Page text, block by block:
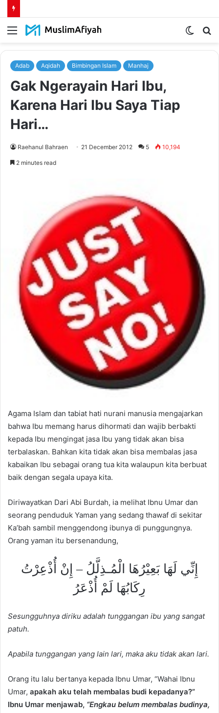
Menu
Switch
Adab Aqidah Bimbingan Islam Manhaj
Gak Ngerayain Hari Ibu,
Karena Hari Ibu Saya Tiap
Hari…
Raehanul Bahraen 21 December 2012 5 10,194
2 minutes read
Agama Islam dan tabiat hati nurani manusia mengajarkan
bahwa Ibu memang harus dihormati dan wajib berbakti
kepada Ibu mengingat jasa Ibu yang tidak akan bisa
terbalaskan. Bahkan kita tidak akan bisa membalas jasa
kabaikan Ibu sebagai orang tua kita walaupun kita berbuat
baik dengan segala upaya kita.
Diriwayatkan Dari Abi Burdah, ia melihat Ibnu Umar dan
seorang penduduk Yaman yang sedang thawaf di sekitar
Ka’bah sambil menggendong ibunya di punggungnya.
Orang yaman itu bersenandung,
إِنِّي لَهَا بَعِيْرُهَا الْمُـذِلَّلُ – إِنْ أُذْعِرْتُ
رِكَابُهَا لَمْ أُذْعَرُ
Sesungguhnya diriku adalah tunggangan ibu yang sangat
patuh.
Apabila tunggangan yang lain lari, maka aku tidak akan lari.
Orang itu lalu bertanya kepada Ibnu Umar, “Wahai Ibnu
Umar, apakah aku telah membalas budi kepadanya?”
Ibnu Umar menjawab, “Engkau belum membalas budinya,